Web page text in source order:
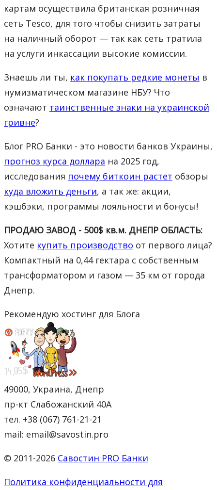
картам осуществила британская розничная
сеть Tesco, для того чтобы снизить затраты
на наличный оборот — так как сеть тратила
на услуги инкассации высокие комиссии.
Знаешь ли ты, как покупать редкие монеты в
нумизматическом магазине НБУ? Что
означают таинственные знаки на украинской
гривне?
Блог PRO Банки - это новости банков Украины,
прогноз курса доллара на 2025 год,
исследования почему биткоин растет обзоры
куда вложить деньги, а так же: акции,
кэшбэки, программы лояльности и бонусы!
ПРОДАЮ ЗАВОД - 500$ кв.м. ДНЕПР ОБЛАСТЬ:
Хотите купить производство от первого лица?
Компактный на 0,44 гектара с собственным
трансформатором и газом — 35 км от города
Днепр.
Рекомендую хостинг для Блога
49000, Украина, Днепр
пр-кт Слабожанский 40А
тел. +38 (067) 761-21-21
mail: email@savostin.pro
© 2011-2026 Савостин PRO Банки
Политика конфиденциальности для